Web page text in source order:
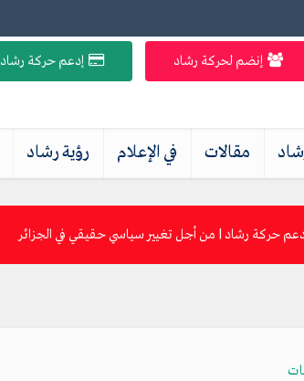
إنضم لحركة رشاد إدعم حركة رشاد
مقالات في الإعلام رؤية رشاد
حركة رشاد | من أجل تغيير سياسي حقيقي في الجزائر